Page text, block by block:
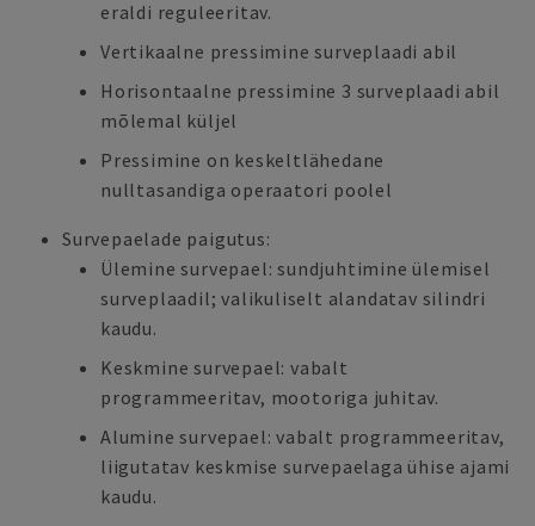
eraldi reguleeritav.
Vertikaalne pressimine surveplaadi abil
Horisontaalne pressimine 3 surveplaadi abil
mõlemal küljel
Pressimine on keskeltlähedane
nulltasandiga operaatori poolel
Survepaelade paigutus:
Ülemine survepael: sundjuhtimine ülemisel
surveplaadil; valikuliselt alandatav silindri
kaudu.
Keskmine survepael: vabalt
programmeeritav, mootoriga juhitav.
Alumine survepael: vabalt programmeeritav,
liigutatav keskmise survepaelaga ühise ajami
kaudu.